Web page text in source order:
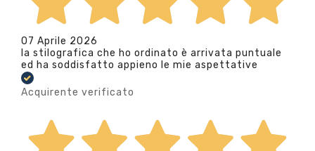
07 Aprile 2026
la stilografica che ho ordinato è arrivata puntuale
ed ha soddisfatto appieno le mie aspettative
Acquirente verificato